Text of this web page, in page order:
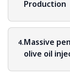
Production
4.Massive
olive oil